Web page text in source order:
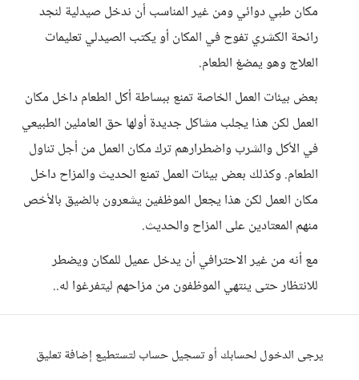
مكان طبي دوائي ومن غير المناسب أن ندخل صيدلية لنجد
رائحة الكشري تفوح في المكان أو يكتب الصيدلي تعليمات
العلاج وهو يمضغ الطعام.
بعض بيئات العمل الخاصة تمنع ببساطة أكل الطعام داخل مكان
العمل لكن هذا يجلب مشاكل جديدة أولها حق العاملين الطبيعي
في الأكل والشرب واضطرارهم ترك مكان العمل من أجل تناول
الطعام. وكذلك بعض بيئات العمل تمنع الحديث والمزاح داخل
مكان العمل لكن هذا يجعل الموظفين يشعرون بالضيق بالأخص
منهم المعتادين على المزاح والحديث.
مع أنه من غير الاحترافي أن يدخل عميل للمكان ويضطر
للانتظار حتى ينتهي الموظفون من مزاحهم ليتفرغوا له..
يرجى الدخول لحسابك أو تسجيل حساب لتستطيع إضافة تعليق